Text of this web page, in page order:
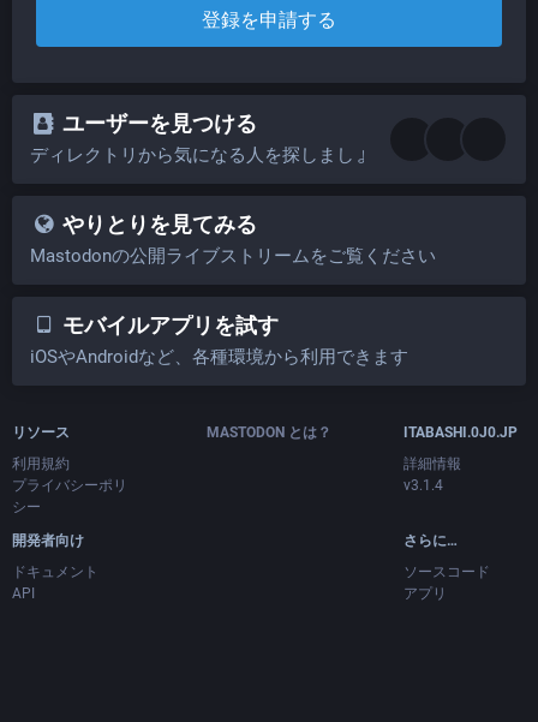
登録を申請する
ユーザーを見つける
ディレクトリから気になる人を探しましょう
やりとりを見てみる
Mastodonの公開ライブストリームをご覧ください
モバイルアプリを試す
iOSやAndroidなど、各種環境から利用できます
リソース
利用規約
プライバシーポリ
シー
開発者向け
ドキュメント
API
MASTODON とは？
ITABASHI.0J0.JP
詳細情報
v3.1.4
さらに…
ソースコード
アプリ